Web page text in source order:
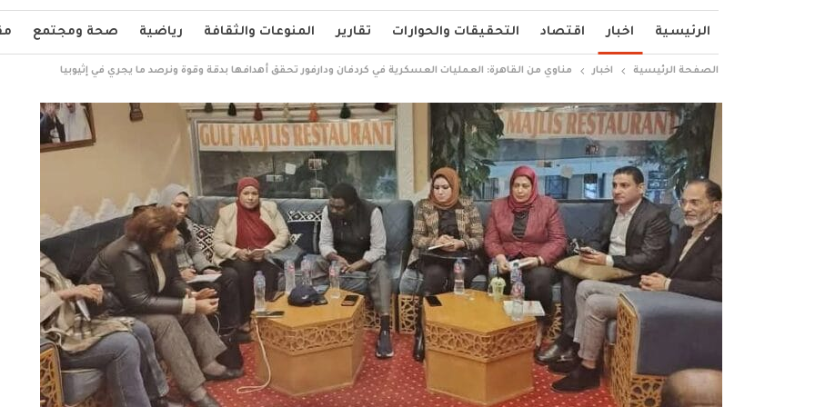
الرئيسية اخبار اقتصاد التحقيقات والحوارات تقارير المنوعات والثقافة رياضية صحة ومجتمع
الصفحة الرئيسية اخبار مناوي من القاهرة: العمليات العسكرية في كردفان ودارفور تحقق أهدافها بدقة وقوة ونرصد ما يجري في إثيوبيا